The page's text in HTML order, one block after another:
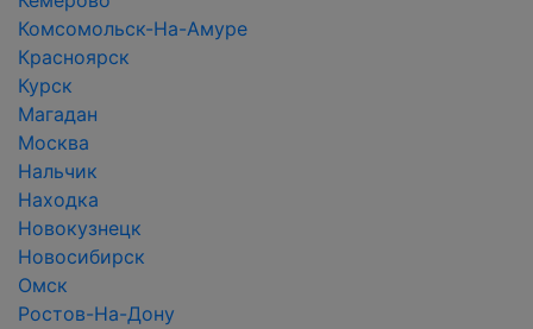
Комсомольск-На-Амуре
Красноярск
Курск
Магадан
Москва
Нальчик
Находка
Новокузнецк
Новосибирск
Омск
Ростов-На-Дону